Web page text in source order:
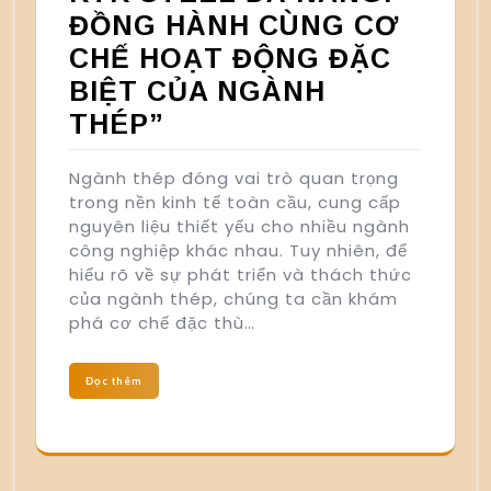
ĐỒNG HÀNH CÙNG CƠ
CHẾ HOẠT ĐỘNG ĐẶC
BIỆT CỦA NGÀNH
THÉP”
Ngành thép đóng vai trò quan trọng
trong nền kinh tế toàn cầu, cung cấp
nguyên liệu thiết yếu cho nhiều ngành
công nghiệp khác nhau. Tuy nhiên, để
hiểu rõ về sự phát triển và thách thức
của ngành thép, chúng ta cần khám
phá cơ chế đặc thù…
Đọc thêm